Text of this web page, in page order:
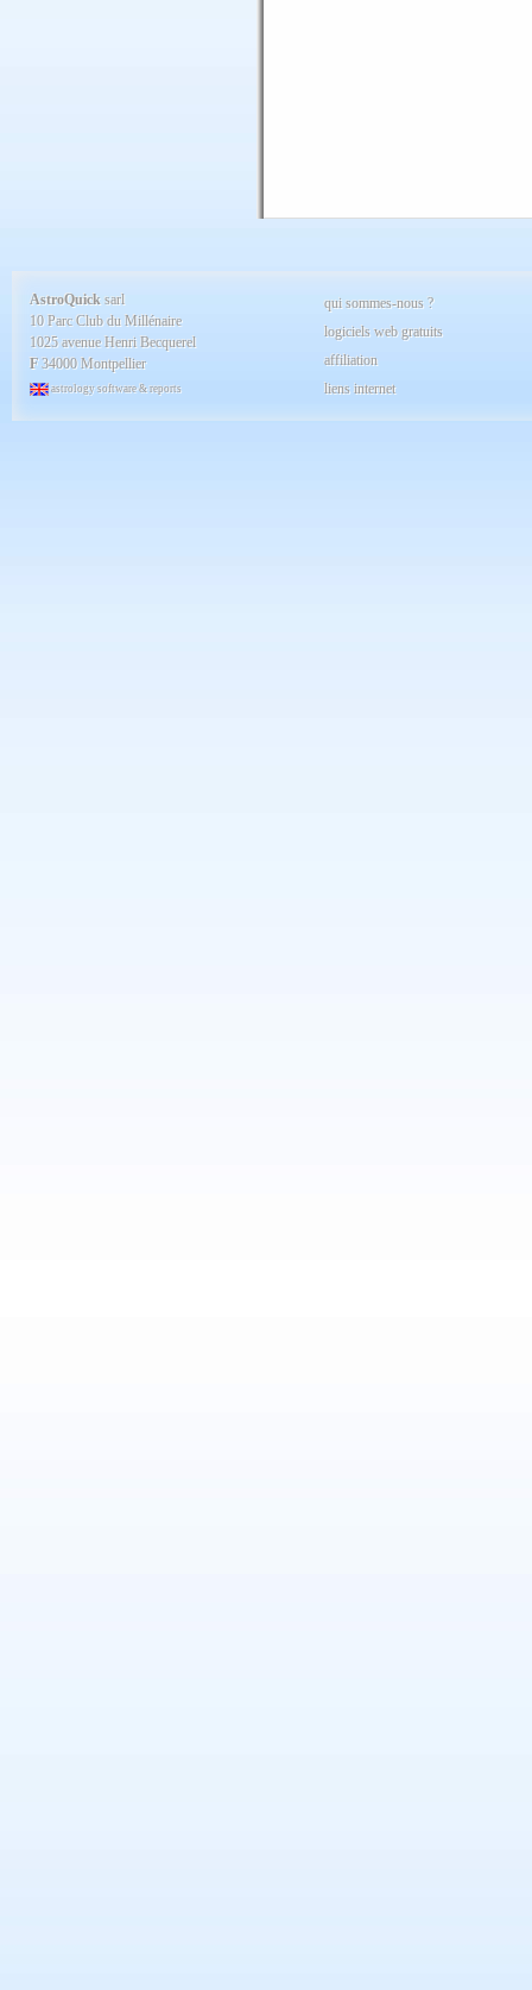
AstroQuick sarl
10 Parc Club du Millénaire
1025 avenue Henri Becquerel
F34000 Montpellier
astrology software & reports
qui sommes-nous ?
logiciels web gratuits
affiliation
liens internet